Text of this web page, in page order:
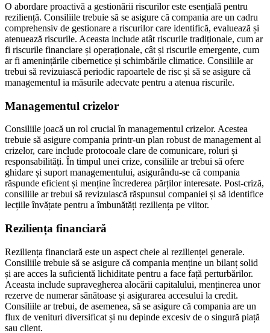
O abordare proactivă a gestionării riscurilor este esențială pentru
reziliență. Consiliile trebuie să se asigure că compania are un cadru
comprehensiv de gestionare a riscurilor care identifică, evaluează și
atenuează riscurile. Aceasta include atât riscurile tradiționale, cum ar
fi riscurile financiare și operaționale, cât și riscurile emergente, cum
ar fi amenințările cibernetice și schimbările climatice. Consiliile ar
trebui să revizuiască periodic rapoartele de risc și să se asigure că
managementul ia măsurile adecvate pentru a atenua riscurile.
Managementul crizelor
Consiliile joacă un rol crucial în managementul crizelor. Acestea
trebuie să asigure compania printr-un plan robust de management al
crizelor, care include protocoale clare de comunicare, roluri și
responsabilități. În timpul unei crize, consiliile ar trebui să ofere
ghidare și suport managementului, asigurându-se că compania
răspunde eficient și menține încrederea părților interesate. Post-criză,
consiliile ar trebui să revizuiască răspunsul companiei și să identifice
lecțiile învățate pentru a îmbunătăți reziliența pe viitor.
Reziliența financiară
Reziliența financiară este un aspect cheie al rezilienței generale.
Consiliile trebuie să se asigure că compania menține un bilanț solid
și are acces la suficientă lichiditate pentru a face față perturbărilor.
Aceasta include supravegherea alocării capitalului, menținerea unor
rezerve de numerar sănătoase și asigurarea accesului la credit.
Consiliile ar trebui, de asemenea, să se asigure că compania are un
flux de venituri diversificat și nu depinde excesiv de o singură piață
sau client.